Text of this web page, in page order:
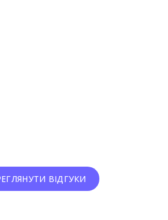
ВІДГУКИ